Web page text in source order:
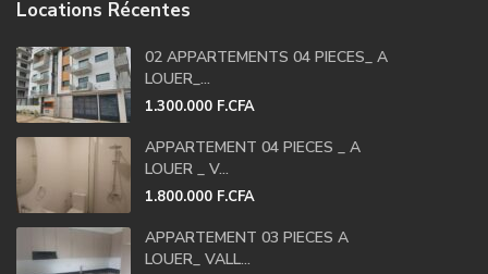
Locations Récentes
02 APPARTEMENTS 04 PIECES_ A
LOUER_...
1.300.000 F.CFA
APPARTEMENT 04 PIECES _ A
LOUER _ V...
1.800.000 F.CFA
APPARTEMENT 03 PIECES A
LOUER_ VALL...